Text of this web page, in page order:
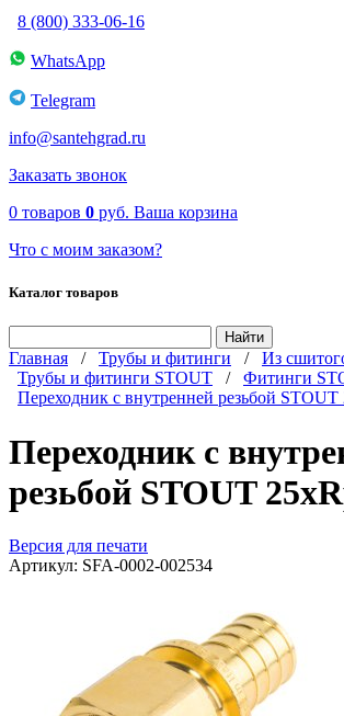
8 (800) 333-06-16
WhatsApp
Telegram
info@santehgrad.ru
Заказать звонок
0 товаров 0 руб. Ваша корзина
Что с моим заказом?
Каталог товаров
Главная / Трубы и фитинги / Из
Трубы и фитинги STOUT / Фитинги
Переходник с внутренней резьбой
Переходник с
резьбой STOUT
Версия для печати
Артикул: SFA-0002-002534